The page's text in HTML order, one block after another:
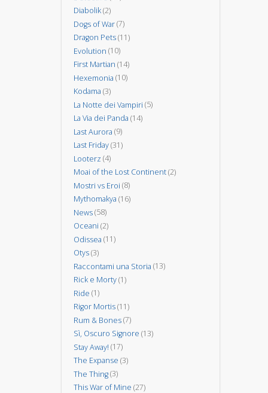
Diabolik(2)
Dogs of War(7)
Dragon Pets(11)
Evolution (10)
First Martian (14)
Hexemonia (10)
Kodama (3)
La Notte dei Vampiri (5)
La Via dei Panda (14)
Last Aurora (9)
Last Friday(31)
Looterz (4)
Moai of the Lost Continent(2)
Mostri vs Eroi (8)
Mythomakya (16)
News(58)
Oceani (2)
Odissea (11)
Otys(3)
Raccontami una Storia (13)
Rick e Morty(1)
Ride (1)
Rigor Mortis(11)
Rum & Bones(7)
Sì, Oscuro Signore (13)
Stay Away! (17)
The Expanse (3)
The Thing(3)
This War of Mine (27)